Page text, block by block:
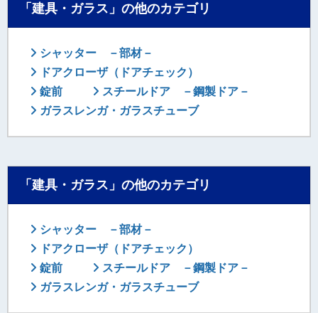
「建具・ガラス」の他のカテゴリ
シャッター －部材－
ドアクローザ（ドアチェック）
錠前
スチールドア －鋼製ドア－
ガラスレンガ・ガラスチューブ
「建具・ガラス」の他のカテゴリ
シャッター －部材－
ドアクローザ（ドアチェック）
錠前
スチールドア －鋼製ドア－
ガラスレンガ・ガラスチューブ